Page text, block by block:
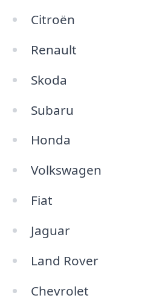
Citroën
Renault
Skoda
Subaru
Honda
Volkswagen
Fiat
Jaguar
Land Rover
Chevrolet